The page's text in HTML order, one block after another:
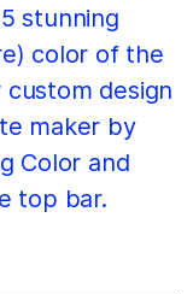
stunning
color of the
custom design
maker by
Color and
top bar.